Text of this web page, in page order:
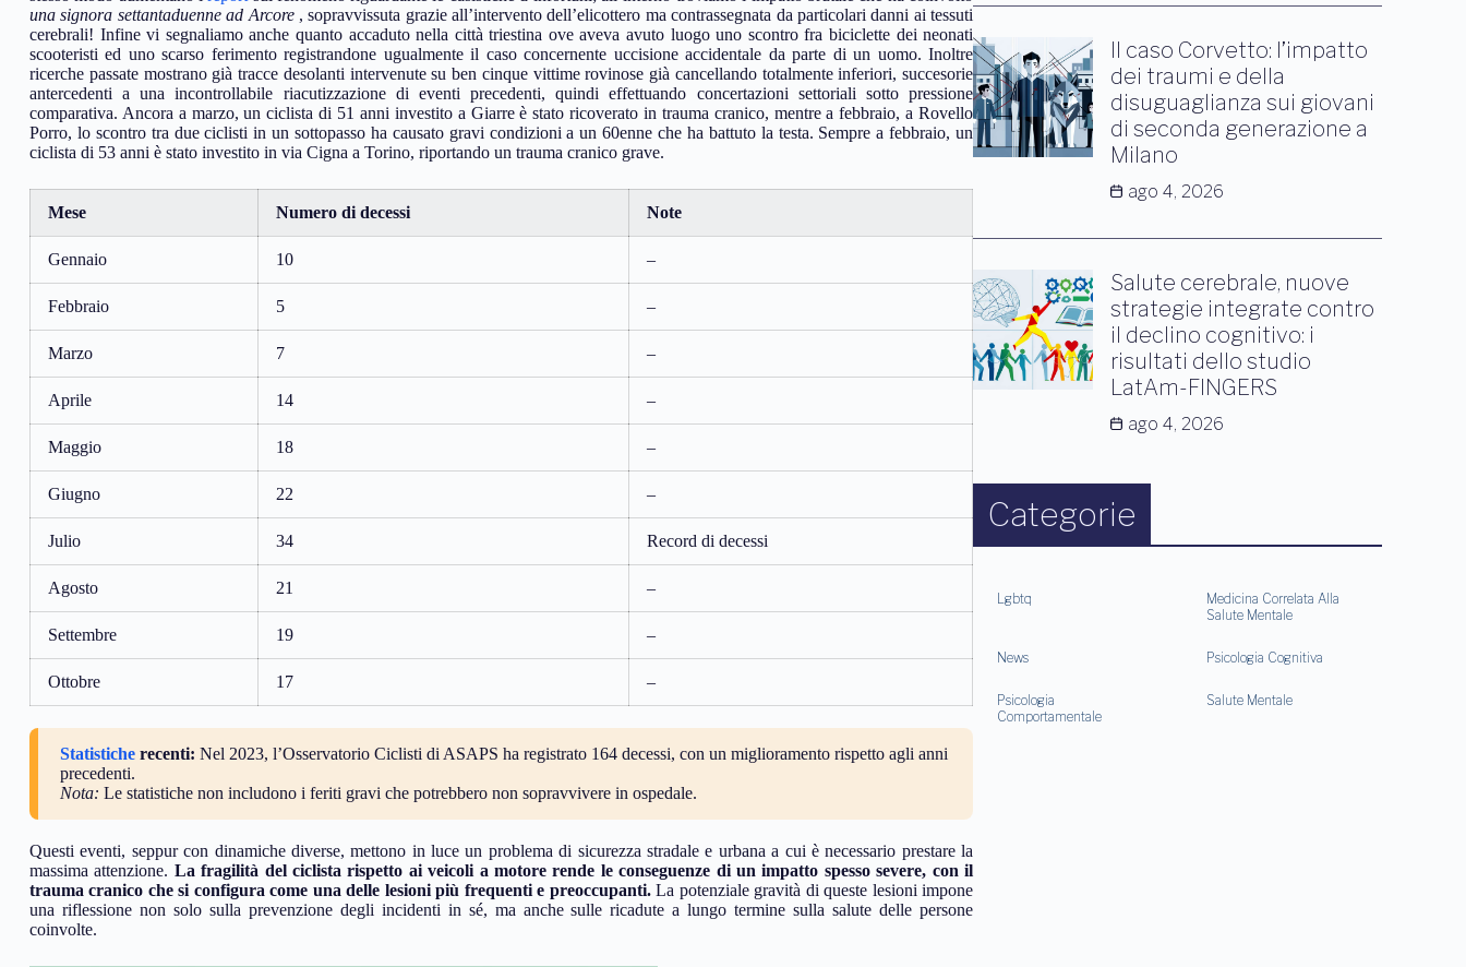
una signora settantaduenne ad Arcore , sopravvissuta grazie all’intervento dell’elicottero ma contrassegnata da particolari danni ai tessuti
cerebrali! Infine vi segnaliamo anche quanto accaduto nella città triestina ove aveva avuto luogo uno scontro fra biciclette dei neonati
scooteristi ed uno scarso ferimento registrandone ugualmente il caso concernente uccisione accidentale da parte di un uomo. Inoltre
ricerche passate mostrano già tracce desolanti intervenute su ben cinque vittime rovinose già cancellando totalmente inferiori, succesorie
antercedenti a una incontrollabile riacutizzazione di eventi precedenti, quindi effettuando concertazioni settoriali sotto pressione
comparativa. Ancora a marzo, un ciclista di 51 anni investito a Giarre è stato ricoverato in trauma cranico, mentre a febbraio, a Rovello
Porro, lo scontro tra due ciclisti in un sottopasso ha causato gravi condizioni a un 60enne che ha battuto la testa. Sempre a febbraio, un
ciclista di 53 anni è stato investito in via Cigna a Torino, riportando un trauma cranico grave.
Mese Numero di decessi Note
Gennaio 10 –
Febbraio 5 –
Marzo 7 –
Aprile 14 –
Maggio 18 –
Giugno 22 –
Julio 34 Record di decessi
Agosto 21 –
Settembre 19 –
Ottobre 17 –
Statistiche recenti: Nel 2023, l’Osservatorio Ciclisti di ASAPS ha registrato 164 decessi, con un miglioramento rispetto agli anni
precedenti.
Nota: Le statistiche non includono i feriti gravi che potrebbero non sopravvivere in ospedale.
Questi eventi, seppur con dinamiche diverse, mettono in luce un problema di sicurezza stradale e urbana a cui è necessario prestare la
massima attenzione. La fragilità del ciclista rispetto ai veicoli a motore rende le conseguenze di un impatto spesso severe, con il
trauma cranico che si configura come una delle lesioni più frequenti e preoccupanti.La potenziale gravità di queste lesioni impone
una riflessione non solo sulla prevenzione degli incidenti in sé, ma anche sulle ricadute a lungo termine sulla salute delle persone
coinvolte.
Il caso Corvetto: l’impatto
dei traumi e della
disuguaglianza sui giovani
di seconda generazione a
Milano
ago 4, 2026
Salute cerebrale, nuove
strategie integrate contro
il declino cognitivo: i
risultati dello studio
LatAm-FINGERS
ago 4, 2026
Categorie
Lgbtq
Medicina Correlata Alla
Salute Mentale
News Psicologia Cognitiva
Psicologia
Comportamentale
Salute Mentale